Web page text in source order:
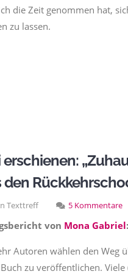
die Zeit genommen hat,
zu lassen.
erschienen:
den
Texttreff 5 Kommentare
von Mona Gabriel
Autoren wählen den Weg
zu veröffentlichen.